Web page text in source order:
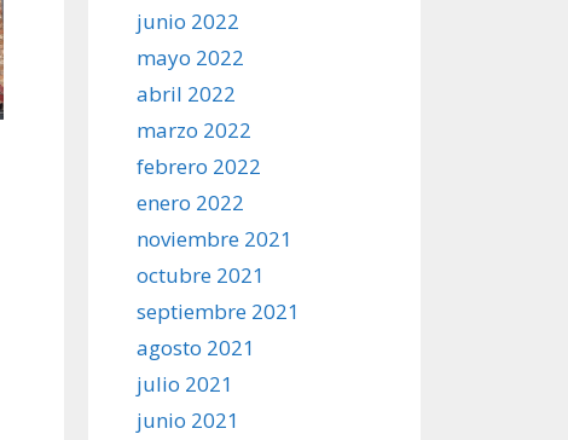
junio 2022
mayo 2022
abril 2022
marzo 2022
febrero 2022
enero 2022
noviembre 2021
octubre 2021
septiembre 2021
agosto 2021
julio 2021
junio 2021